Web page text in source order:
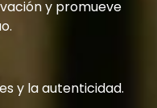
y promueve
y la autenticidad.